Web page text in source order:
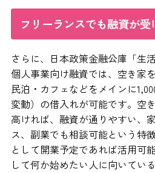
フリーランスでも融資が受
さらに、日本政策金融公庫「生
個人事業向け融資では、空き家
民泊・カフェなどをメインに
変動）の借入れが可能です。空
高ければ、融資が通りやすい、
ス、副業でも相談可能という特
として開業予定であれば活用可
して何か始めたい人に向いてい